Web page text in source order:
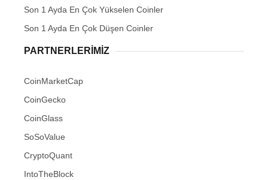
Son 1 Ayda En Çok Yükselen Coinler
Son 1 Ayda En Çok Düşen Coinler
PARTNERLERIMIZ
CoinMarketCap
CoinGecko
CoinGlass
SoSoValue
CryptoQuant
IntoTheBlock